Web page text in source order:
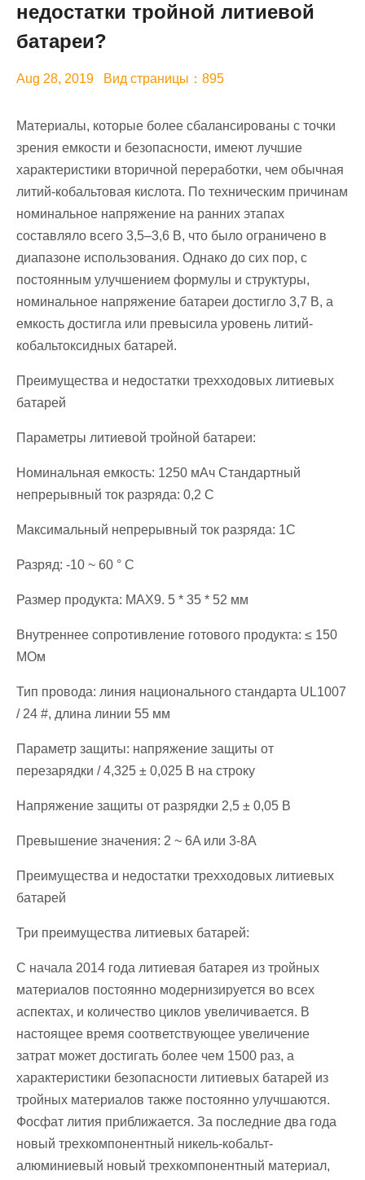
недостатки тройной литиевой
батареи?
Aug 28, 2019 Вид страницы：895
Материалы, которые более сбалансированы с точки
зрения емкости и безопасности, имеют лучшие
характеристики вторичной переработки, чем обычная
литий-кобальтовая кислота. По техническим причинам
номинальное напряжение на ранних этапах
составляло всего 3,5–3,6 В, что было ограничено в
диапазоне использования. Однако до сих пор, с
постоянным улучшением формулы и структуры,
номинальное напряжение батареи достигло 3,7 В, а
емкость достигла или превысила уровень литий-
кобальтоксидных батарей.
Преимущества и недостатки трехходовых литиевых
батарей
Параметры литиевой тройной батареи:
Номинальная емкость: 1250 мАч Стандартный
непрерывный ток разряда: 0,2 C
Максимальный непрерывный ток разряда: 1С
Разряд: -10 ~ 60 ° C
Размер продукта: MAX9. 5 * 35 * 52 мм
Внутреннее сопротивление готового продукта: ≤ 150
МОм
Тип провода: линия национального стандарта UL1007
/ 24 #, длина линии 55 мм
Параметр защиты: напряжение защиты от
перезарядки / 4,325 ± 0,025 В на строку
Напряжение защиты от разрядки 2,5 ± 0,05 В
Превышение значения: 2 ~ 6A или 3-8A
Преимущества и недостатки трехходовых литиевых
батарей
Три преимущества литиевых батарей:
С начала 2014 года литиевая батарея из тройных
материалов постоянно модернизируется во всех
аспектах, и количество циклов увеличивается. В
настоящее время соответствующее увеличение
затрат может достигать более чем 1500 раз, а
характеристики безопасности литиевых батарей из
тройных материалов также постоянно улучшаются.
Фосфат лития приближается. За последние два года
новый трехкомпонентный никель-кобальт-
алюминиевый новый трехкомпонентный материал,